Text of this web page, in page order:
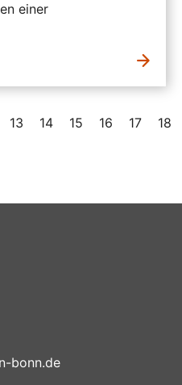
einer
13 14 15 16 17 18
bonn.de